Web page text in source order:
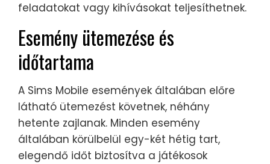
feladatokat vagy kihívásokat teljesíthetnek.
Esemény ütemezése és
időtartama
A Sims Mobile események általában előre
látható ütemezést követnek, néhány
hetente zajlanak. Minden esemény
általában körülbelül egy-két hétig tart,
elegendő időt biztosítva a játékosok